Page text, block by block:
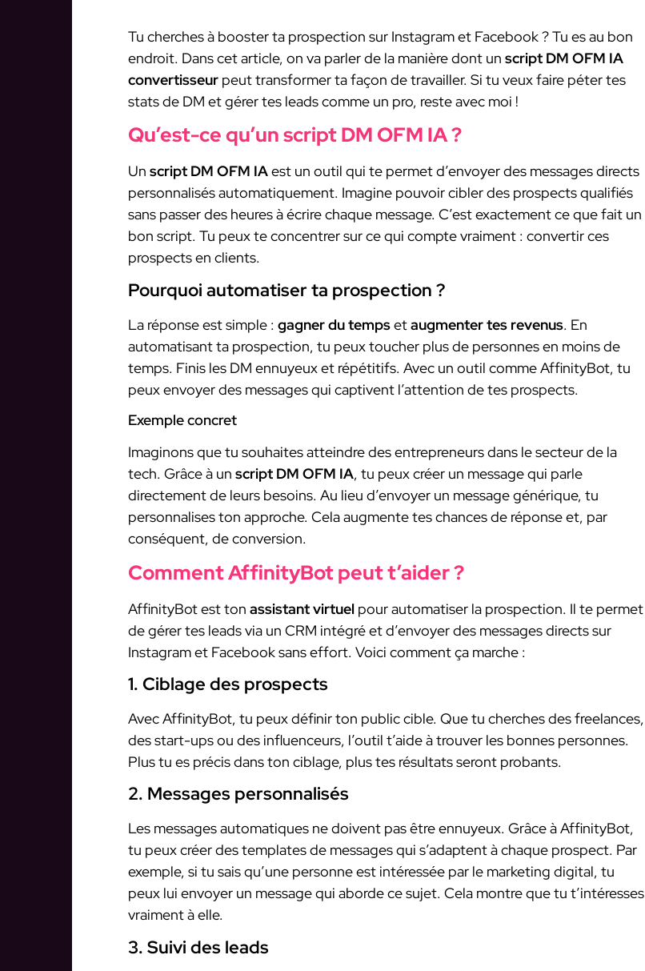
Tu cherches à booster ta prospection sur Instagram et Facebook ? Tu es au bon
endroit. Dans cet article, on va parler de la manière dont un script DM OFM IA
convertisseur peut transformer ta façon de travailler. Si tu veux faire péter tes
stats de DM et gérer tes leads comme un pro, reste avec moi !
Qu’est-ce qu’un script DM OFM IA ?
Un script DM OFM IAest un outil qui te permet d’envoyer des messages directs
personnalisés automatiquement. Imagine pouvoir cibler des prospects qualifiés
sans passer des heures à écrire chaque message. C’est exactement ce que fait un
bon script. Tu peux te concentrer sur ce qui compte vraiment : convertir ces
prospects en clients.
Pourquoi automatiser ta prospection ?
La réponse est simple : gagner du tempsetaugmenter tes revenus. En
automatisant ta prospection, tu peux toucher plus de personnes en moins de
temps. Finis les DM ennuyeux et répétitifs. Avec un outil comme AffinityBot, tu
peux envoyer des messages qui captivent l’attention de tes prospects.
Exemple concret
Imaginons que tu souhaites atteindre des entrepreneurs dans le secteur de la
tech. Grâce à un script DM OFM IA, tu peux créer un message qui parle
directement de leurs besoins. Au lieu d’envoyer un message générique, tu
personnalises ton approche. Cela augmente tes chances de réponse et, par
conséquent, de conversion.
Comment AffinityBot peut t’aider ?
AffinityBot est ton assistant virtuel pour automatiser la prospection. Il te permet
de gérer tes leads via un CRM intégré et d’envoyer des messages directs sur
Instagram et Facebook sans effort. Voici comment ça marche :
1. Ciblage des prospects
Avec AffinityBot, tu peux définir ton public cible. Que tu cherches des freelances,
des start-ups ou des influenceurs, l’outil t’aide à trouver les bonnes personnes.
Plus tu es précis dans ton ciblage, plus tes résultats seront probants.
2. Messages personnalisés
Les messages automatiques ne doivent pas être ennuyeux. Grâce à AffinityBot,
tu peux créer des templates de messages qui s’adaptent à chaque prospect. Par
exemple, si tu sais qu’une personne est intéressée par le marketing digital, tu
peux lui envoyer un message qui aborde ce sujet. Cela montre que tu t’intéresses
vraiment à elle.
3. Suivi des leads